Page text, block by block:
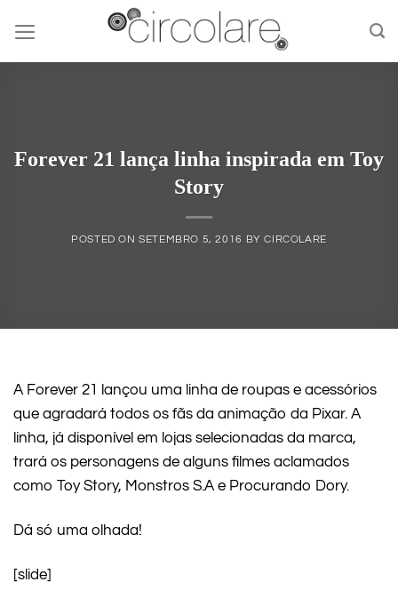
content
Forever 21 lança linha inspirada em Toy
Story
POSTED ONSETEMBRO 5, 2016 BYCIRCOLARE
A Forever 21 lançou uma linha de roupas e acessórios
que agradará todos os fãs da animação da Pixar. A
linha, já disponível em lojas selecionadas da marca,
trará os personagens de alguns filmes aclamados
como Toy Story, Monstros S.A e Procurando Dory.
Dá só uma olhada!
[slide]